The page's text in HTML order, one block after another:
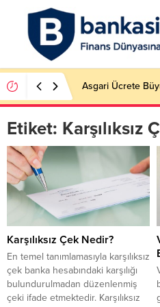
Asgari Ücrete
Etiket: Karşılıksız
Karşılıksız Çek Nedir?
En temel tanımlamasıyla karşılıksız
çek banka hesabındaki karşılığı
bulundurulmadan düzenlenmiş
çeki ifade etmektedir. Karşılıksız